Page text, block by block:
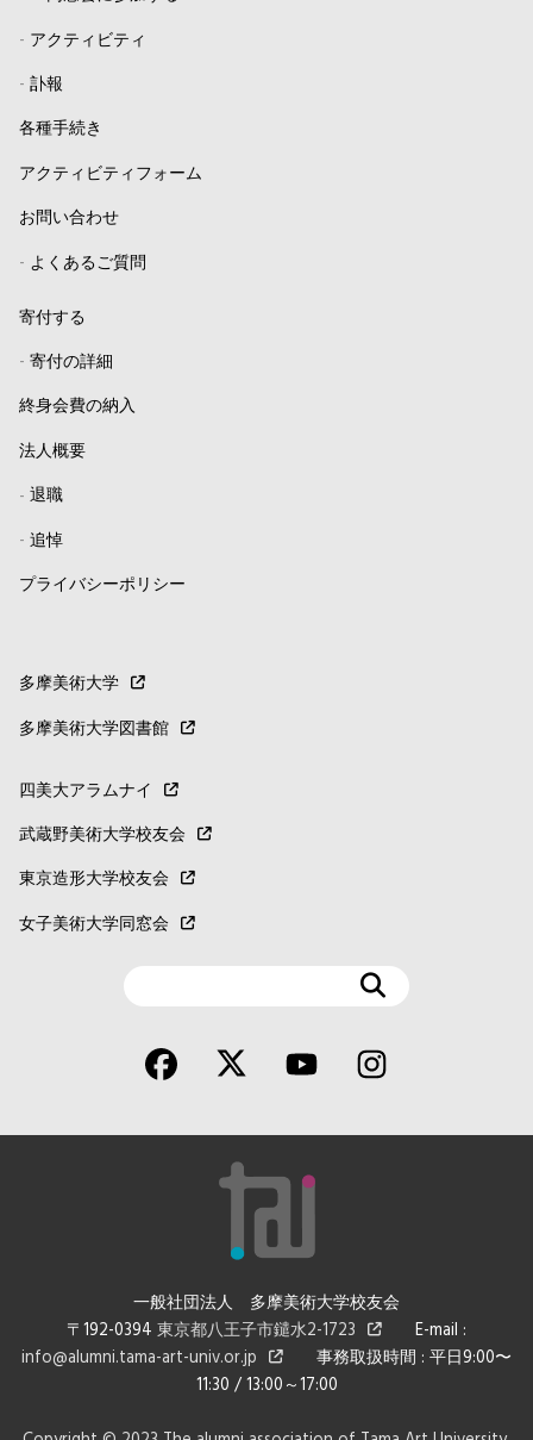
- アクティビティ
- 訃報
各種手続き
アクティビティフォーム
お問い合わせ
- よくあるご質問
寄付する
- 寄付の詳細
終身会費の納入
法人概要
- 退職
- 追悼
プライバシーポリシー
多摩美術大学
多摩美術大学図書館
四美大アラムナイ
武蔵野美術大学校友会
東京造形大学校友会
女子美術大学同窓会
一般社団法人 多摩美術大学校友会
〒192-0394 東京都八王子市鑓水2-1723
E-mail :
info@alumni.tama-art-univ.or.jp
事務取扱時間 : 平日9:00〜
11:30 / 13:00～17:00